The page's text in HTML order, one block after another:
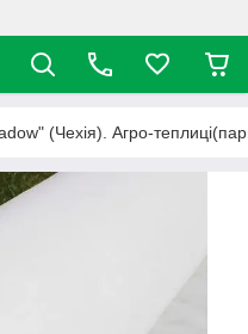
(Чехія). Агро-